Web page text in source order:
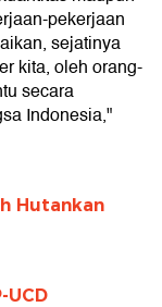
pekerjaan
sejatinya
kita, oleh orang-
secara
Indonesia,"
Hutankan
UCD